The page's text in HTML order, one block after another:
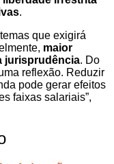
.
que exigirá
maior
jurisprudência. Do
reflexão. Reduzir
pode gerar efeitos
faixas salariais”,